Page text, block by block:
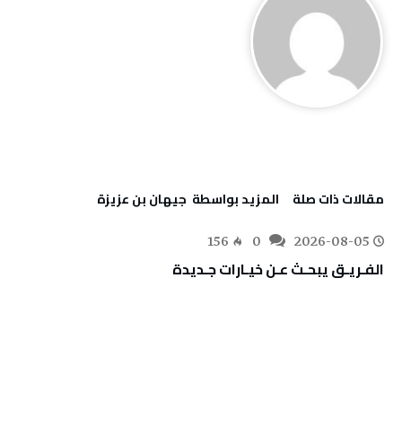
‫مقالات ذات صلة‬ ‫‫المزيد بواسطة‬ ‬ جيهان بن عزيزة
2026-08-05
156
الفـريـق‭ ‬يبحـث‭ ‬عـن‭ ‬خيـارات‭ ‬جـديدة